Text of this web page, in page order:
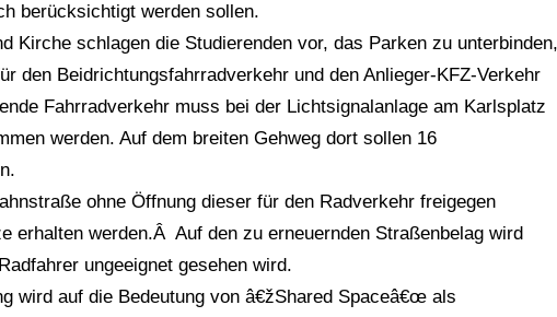
berücksichtigt werden sollen.
Kirche schlagen die Studierenden vor, das Parken zu unterbinden,
den Beidrichtungsfahrradverkehr und den Anlieger-KFZ-Verkehr
Fahrradverkehr muss bei der Lichtsignalanlage am Karlsplatz
werden. Auf dem breiten Gehweg dort sollen 16
ohne Öffnung dieser für den Radverkehr freigegen
erhalten werden.Â Auf den zu erneuernden Straßenbelag wird
ungeeignet gesehen wird.
wird auf die Bedeutung von â€žShared Spaceâ€œ als